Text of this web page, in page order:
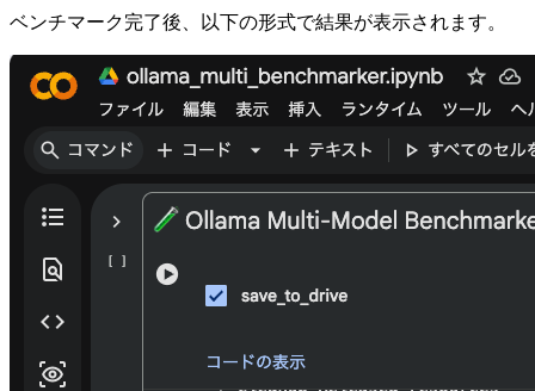
ベンチマーク完了後、以下の形式で結果が表示されます。